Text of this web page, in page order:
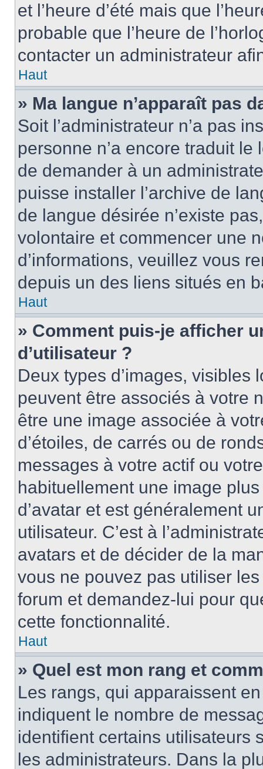
et l’heure d’été mais que
probable que l’heure de
contacter un administrateur
Haut
» Ma langue n’apparaît pas
Soit l’administrateur n’a pas
personne n’a encore traduit
de demander à un
puisse installer l’archive de
de langue désirée n’existe
volontaire et commencer une
d’informations, veuillez vous
depuis un des liens situés en
Haut
» Comment puis-je afficher
d’utilisateur ?
Deux types d’images,
peuvent être associés à votre
être une image associée à
d’étoiles, de carrés ou de
messages à votre actif ou
habituellement une image
d’avatar et est généralement
utilisateur. C’est à
avatars et de décider de la
vous ne pouvez pas utiliser
forum et demandez-lui pour
cette fonctionnalité.
Haut
» Quel est mon rang et
Les rangs, qui apparaissent
indiquent le nombre de
identifient certains utilisateurs
les administrateurs. Dans la